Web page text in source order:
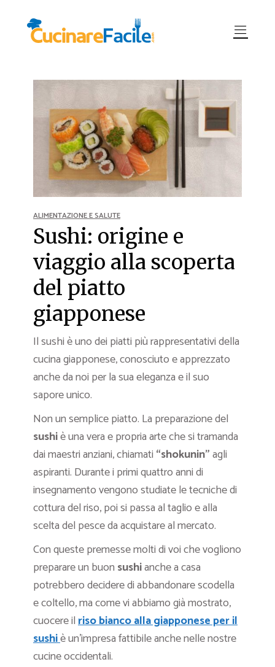
ALIMENTAZIONE E SALUTE
Sushi: origine e
viaggio alla scoperta
del piatto
giapponese
Il sushi è uno dei piatti più rappresentativi della
cucina giapponese, conosciuto e apprezzato
anche da noi per la sua eleganza e il suo
sapore unico.
Non un semplice piatto. La preparazione del
sushiè una vera e propria arte che si tramanda
dai maestri anziani, chiamati “shokunin”agli
aspiranti. Durante i primi quattro anni di
insegnamento vengono studiate le tecniche di
cottura del riso, poi si passa al taglio e alla
scelta del pesce da acquistare al mercato.
Con queste premesse molti di voi che vogliono
preparare un buon sushianche a casa
potrebbero decidere di abbandonare scodella
e coltello, ma come vi abbiamo già mostrato,
cuocere ilriso bianco alla giapponese per il
sushiè un’impresa fattibile anche nelle nostre
cucine occidentali.